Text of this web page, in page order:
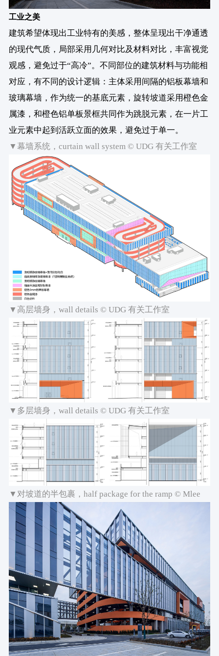
工业之美
建筑希望体现出工业特有的美感，整体呈现出干净通透
的现代气质，局部采用几何对比及材料对比，丰富视觉
观感，避免过于“高冷”。不同部位的建筑材料与功能相
对应，有不同的设计逻辑：主体采用间隔的铝板幕墙和
玻璃幕墙，作为统一的基底元素，旋转坡道采用橙色金
属漆，和橙色铝单板景框共同作为跳脱元素，在一片工
业元素中起到活跃立面的效果，避免过于单一。
▼幕墙系统，curtain wall system © UDG 有关工作室
▼高层墙身，wall details © UDG 有关工作室
▼多层墙身，wall details © UDG 有关工作室
▼对坡道的半包裹，half package for the ramp © Mlee